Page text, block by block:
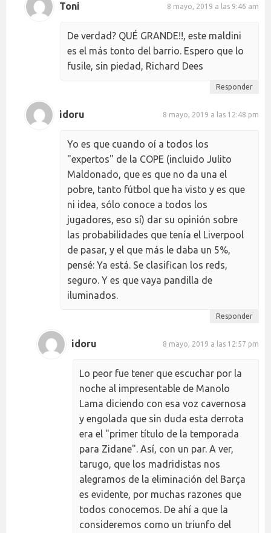
Toni 8 mayo, 2019 a las 9:46 am
De verdad? QUÉ GRANDE!!, este maldini
es el más tonto del barrio. Espero que lo
fusile, sin piedad, Richard Dees
Responder
idoru 8 mayo, 2019 a las 12:48 pm
Yo es que cuando oí a todos los
"expertos" de la COPE (incluido Julito
Maldonado, que es que no da una el
pobre, tanto fútbol que ha visto y es que
ni idea, sólo conoce a todos los
jugadores, eso sí) dar su opinión sobre
las probabilidades que tenía el Liverpool
de pasar, y el que más le daba un 5%,
pensé: Ya está. Se clasifican los reds,
seguro. Y es que vaya pandilla de
iluminados.
Responder
idoru 8 mayo, 2019 a las 12:57 pm
Lo peor fue tener que escuchar por la
noche al impresentable de Manolo
Lama diciendo con esa voz cavernosa
y engolada que sin duda esta derrota
era el "primer título de la temporada
para Zidane". Así, con un par. A ver,
tarugo, que los madridistas nos
alegramos de la eliminación del Barça
es evidente, por muchas razones que
todos conocemos. De ahí a que la
consideremos como un triunfo del